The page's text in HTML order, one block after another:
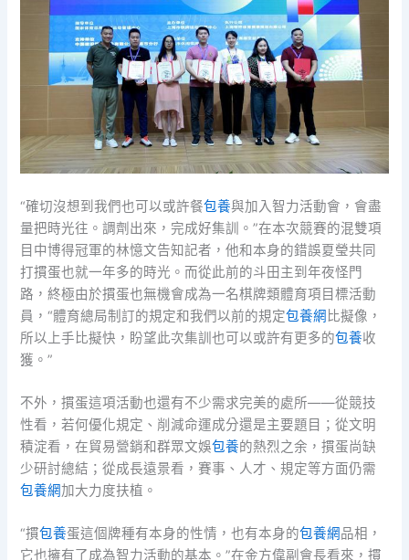
“確切沒想到我們也可以或許餐包養與加入智力活動會，會盡
量把時光往。調劑出來，完成好集訓。”在本次競賽的混雙項
目中博得冠軍的林憶文告知記者，他和本身的錯誤夏瑩共同
打摜蛋也就一年多的時光。而從此前的斗田主到年夜怪門
路，終極由於摜蛋也無機會成為一名棋牌類體育項目標活動
員，“體育總局制訂的規定和我們以前的規定包養網比擬像，
所以上手比擬快，盼望此次集訓也可以或許有更多的包養收
獲。”
不外，摜蛋這項活動也還有不少需求完美的處所——從競技
性看，若何優化規定、削減命運成分還是主要題目；從文明
積淀看，在貿易營銷和群眾文娛包養的熱烈之余，摜蛋尚缺
少研討總結；從成長遠景看，賽事、人才、規定等方面仍需
包養網加大力度扶植。
“摜包養蛋這個牌種有本身的性情，也有本身的包養網品相，
它也擁有了成為智力活動的基本。”在金方偉副會長看來，摜